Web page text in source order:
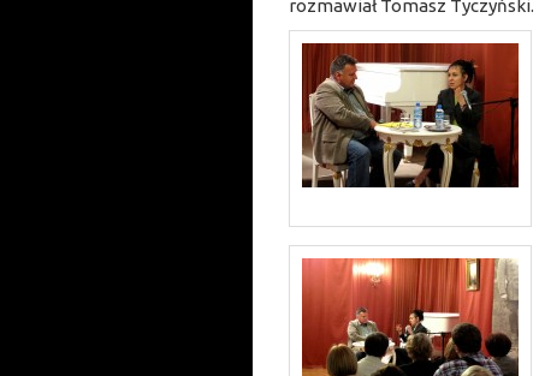
rozmawiał Tomasz Tyczyński.